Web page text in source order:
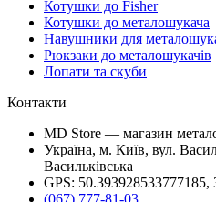
Котушки до Fisher
Котушки до металошукача
Навушники для
Рюкзаки до металошукачів
Лопати та скуби
Контакти
MD Store — магазин
Україна, м. Київ, вул.
Васильківська
GPS: 50.393928533777185,
(067) 777-81-03